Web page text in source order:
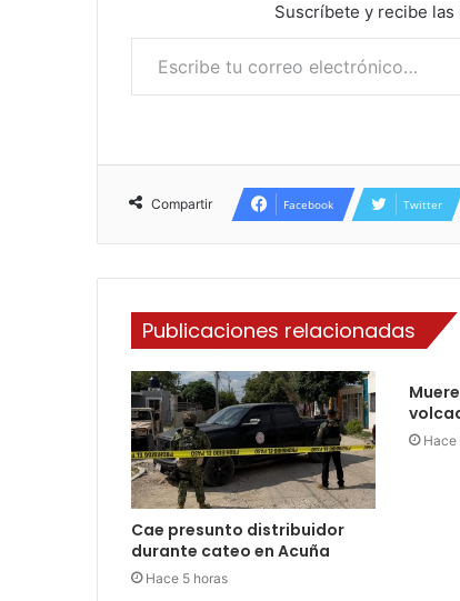
Suscríbete y recibe
Escribe tu correo electrónico…
Compartir Facebook Twitter
Publicaciones relacionadas
Cae presunto distribuidor
durante cateo en Acuña
Hace 5 horas
Hace